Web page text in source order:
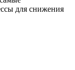
для снижения